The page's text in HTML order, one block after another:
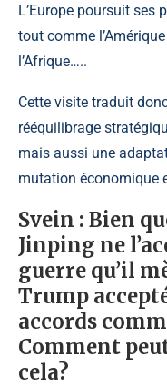
L’Europe poursuit ses
tout comme
l’Afrique…..
Cette visite traduit
rééquilibrage
mais aussi une
mutation économique
Svein : Bien
Jinping ne
guerre qu’il
Trump
accords
Comment
cela?